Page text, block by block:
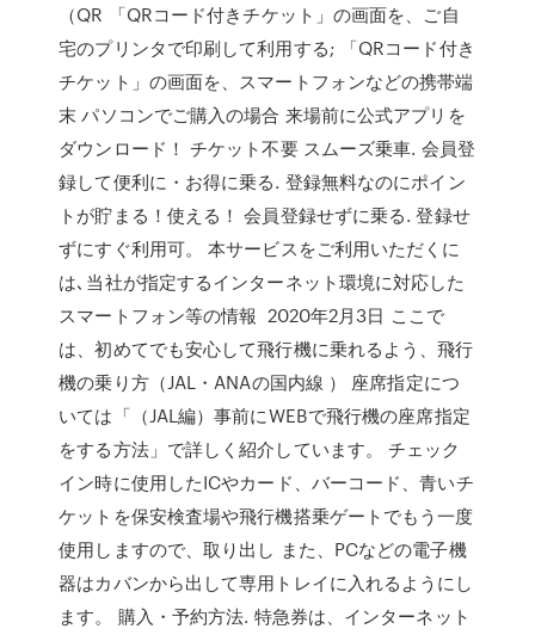
（QR 「QRコード付きチケット」の画面を、ご自
宅のプリンタで印刷して利用する; 「QRコード付き
チケット」の画面を、スマートフォンなどの携帯端
末 パソコンでご購入の場合 来場前に公式アプリを
ダウンロード！ チケット不要 スムーズ乗車. 会員登
録して便利に・お得に乗る. 登録無料なのにポイン
トが貯まる！使える！ 会員登録せずに乗る. 登録せ
ずにすぐ利用可。 本サービスをご利用いただくに
は､当社が指定するインターネット環境に対応した
スマートフォン等の情報 2020年2月3日 ここで
は、初めてでも安心して飛行機に乗れるよう、飛行
機の乗り方（JAL・ANAの国内線 ） 座席指定につ
いては「（JAL編）事前にWEBで飛行機の座席指定
をする方法」で詳しく紹介しています。 チェック
イン時に使用したICやカード、バーコード、青いチ
ケットを保安検査場や飛行機搭乗ゲートでもう一度
使用しますので、取り出し また、PCなどの電子機
器はカバンから出して専用トレイに入れるようにし
ます。 購入・予約方法. 特急券は、インターネット